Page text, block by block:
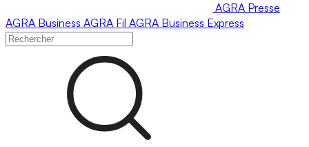
AGRA Presse
AGRA Business AGRA Fil AGRA Business Express